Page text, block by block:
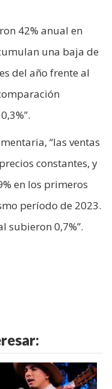
42% anual en
una baja de
del año frente al
“las ventas
constantes, y
en los primeros
período de 2023.
subieron 0,7%”.